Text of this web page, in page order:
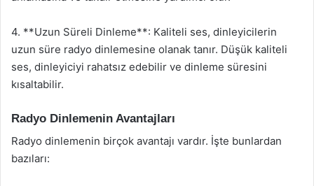
4. **Uzun Süreli Dinleme**: Kaliteli ses, dinleyicilerin
uzun süre radyo dinlemesine olanak tanır. Düşük kaliteli
ses, dinleyiciyi rahatsız edebilir ve dinleme süresini
kısaltabilir.
Radyo Dinlemenin Avantajları
Radyo dinlemenin birçok avantajı vardır. İşte bunlardan
bazıları: